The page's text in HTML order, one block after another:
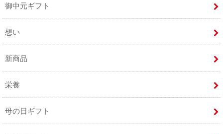
御中元ギフト
想い
新商品
栄養
母の日ギフト